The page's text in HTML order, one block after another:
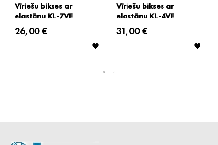
Vīriešu bikses ar
elastānu KL-7VE
26,00 €

Vīriešu bikses ar
elastānu KL-4VE
31,00 €
